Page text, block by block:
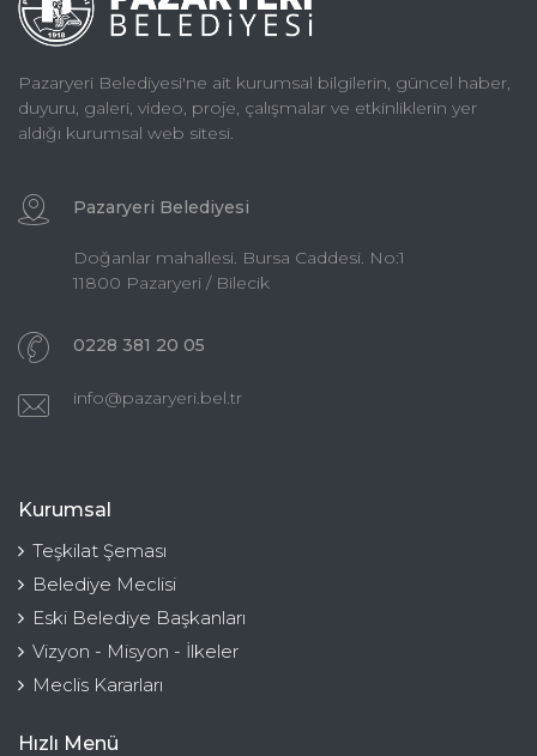
Pazaryeri Belediyesi'ne ait kurumsal bilgilerin, güncel haber,
duyuru, galeri, video, proje, çalışmalar ve etkinliklerin yer
aldığı kurumsal web sitesi.
Pazaryeri Belediyesi
Doğanlar mahallesi. Bursa Caddesi. No:1
11800 Pazaryeri / Bilecik
0228 381 20 05
info@pazaryeri.bel.tr
Kurumsal
Teşkilat Şeması
Belediye Meclisi
Eski Belediye Başkanları
Vizyon - Misyon - İlkeler
Meclis Kararları
Hızlı Menü